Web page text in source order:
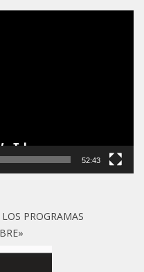
52:43
PROGRAMAS